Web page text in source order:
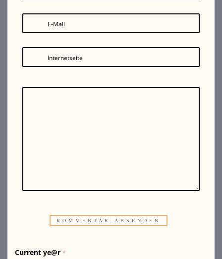
E-Mail
Internetseite
Current ye@r *